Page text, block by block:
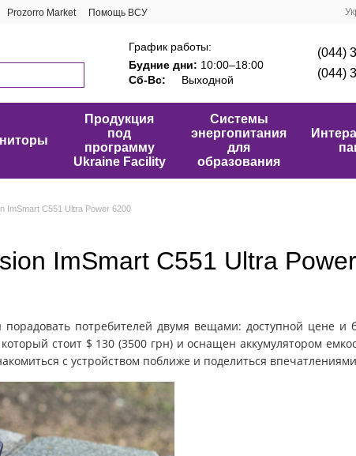
Prozorro Market Помощь ВСУ
График работы:
Будние дни: 10:00–18:00
Сб-Вс:
Выходной
(044)
(044)
Продукция
под
программу
Ukraine Facility
Системы
энергопитания
для
образования
ImSmart C551 Ultra Power 6200
ImSmart C551 Ultra
потребителей двумя вещами: доступной цене и
который стоит $ 130 (3500 грн) и оснащен аккумулятором
с устройством поближе и поделиться